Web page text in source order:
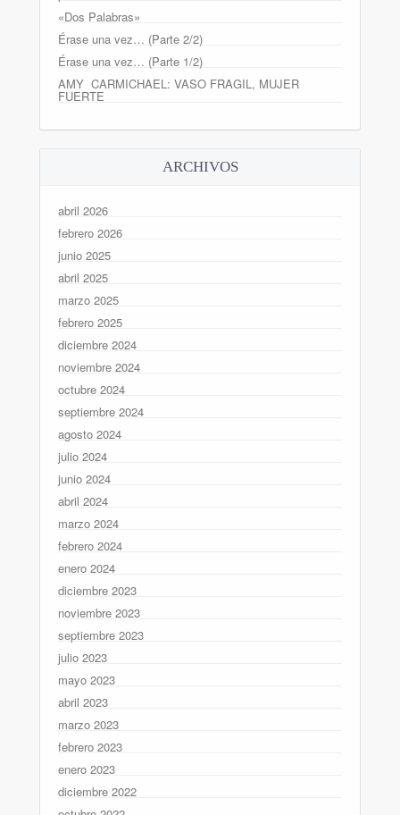
«Dos Palabras»
Érase una vez… (Parte 2/2)
Érase una vez… (Parte 1/2)
AMY CARMICHAEL: VASO FRAGIL, MUJER
FUERTE
ARCHIVOS
abril 2026
febrero 2026
junio 2025
abril 2025
marzo 2025
febrero 2025
diciembre 2024
noviembre 2024
octubre 2024
septiembre 2024
agosto 2024
julio 2024
junio 2024
abril 2024
marzo 2024
febrero 2024
enero 2024
diciembre 2023
noviembre 2023
septiembre 2023
julio 2023
mayo 2023
abril 2023
marzo 2023
febrero 2023
enero 2023
diciembre 2022